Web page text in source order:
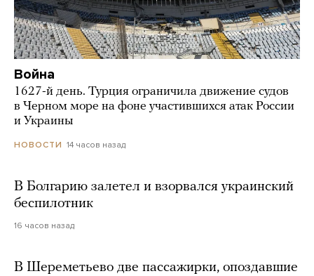
Война
1627-й день. Турция ограничила движение судов
в Черном море на фоне участившихся атак России
и Украины
НОВОСТИ 14 часов назад
В Болгарию залетел и взорвался украинский
беспилотник
16 часов назад
В Шереметьево две пассажирки, опоздавшие